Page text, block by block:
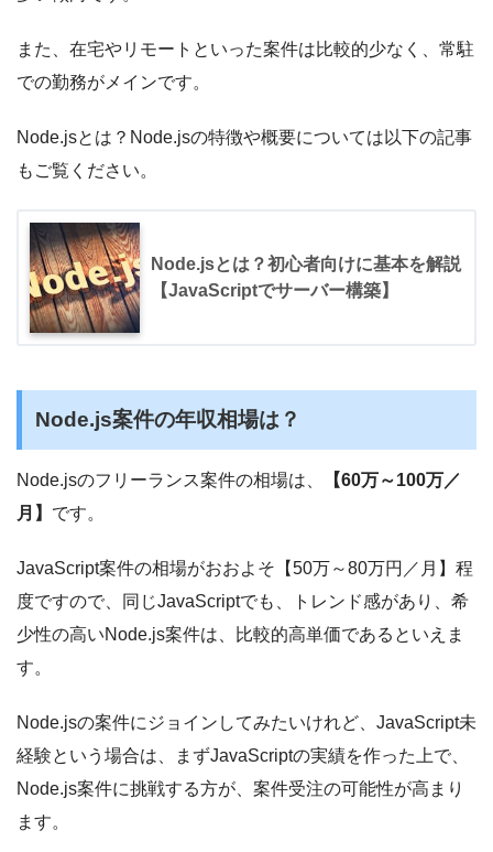
また、在宅やリモートといった案件は比較的少なく、常駐
での勤務がメインです。
Node.jsとは？Node.jsの特徴や概要については以下の記事
もご覧ください。
Node.jsとは？初心者向けに基本を解説
【JavaScriptでサーバー構築】
Node.js案件の年収相場は？
Node.jsのフリーランス案件の相場は、
【60万～100万／
月】 です。
JavaScript案件の相場がおおよそ【50万～80万円／月】程
度ですので、同じJavaScriptでも、トレンド感があり、希
少性の高いNode.js案件は、比較的高単価であるといえま
す。
Node.jsの案件にジョインしてみたいけれど、JavaScript未
経験という場合は、まずJavaScriptの実績を作った上で、
Node.js案件に挑戦する方が、案件受注の可能性が高まり
ます。